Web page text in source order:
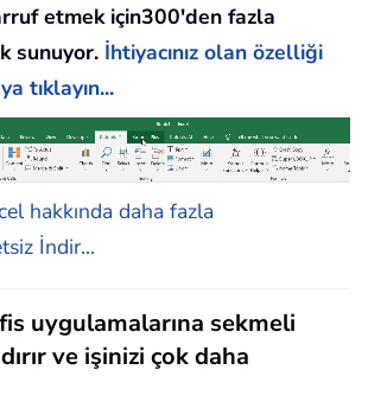
etmek için300'den fazla
sunuyor. İhtiyacınız olan özelliği
tıklayın...
hakkında daha fazla
İndir...
uygulamalarına sekmeli
ve işinizi çok daha